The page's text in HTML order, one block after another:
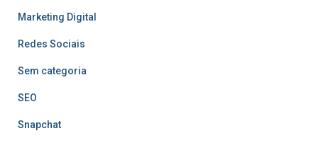
Marketing Digital
Redes Sociais
Sem categoria
SEO
Snapchat